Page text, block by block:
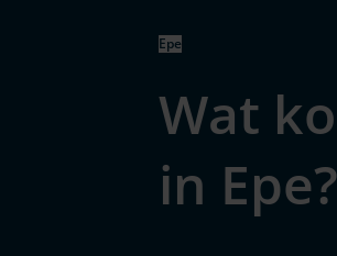
Epe
Wat
in Epe?